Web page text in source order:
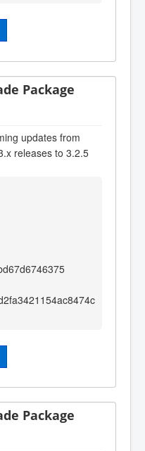
Package
updates from
releases to 3.2.5
Package